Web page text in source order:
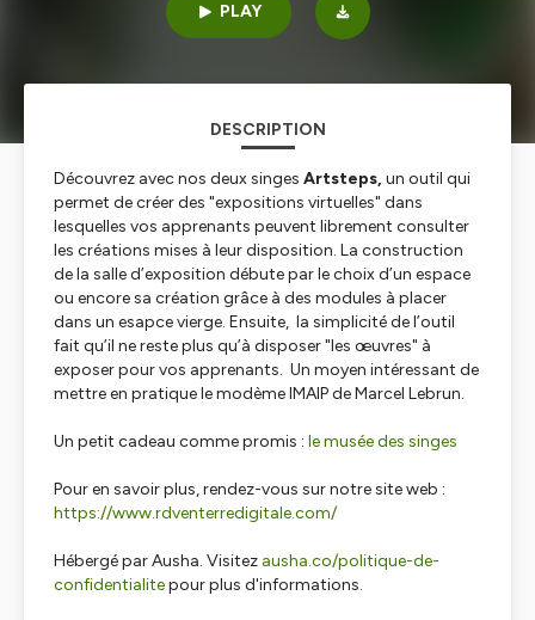
PLAY
DESCRIPTION
Découvrez avec nos deux singes Artsteps, un outil qui
permet de créer des "expositions virtuelles" dans
lesquelles vos apprenants peuvent librement consulter
les créations mises à leur disposition. La construction
de la salle d’exposition débute par le choix d’un espace
ou encore sa création grâce à des modules à placer
dans un esapce vierge. Ensuite, la simplicité de l’outil
fait qu’il ne reste plus qu’à disposer "les œuvres" à
exposer pour vos apprenants. Un moyen intéressant de
mettre en pratique le modème IMAIP de Marcel Lebrun.
Un petit cadeau comme promis : le musée des singes
Pour en savoir plus, rendez-vous sur notre site web :
https://www.rdventerredigitale.com/
Hébergé par Ausha. Visitez ausha.co/politique-de-
confidentialitepour plus d'informations.